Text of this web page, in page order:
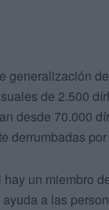
generalización
de 2.500
desde 70.000
derrumbadas
un miembro
a las